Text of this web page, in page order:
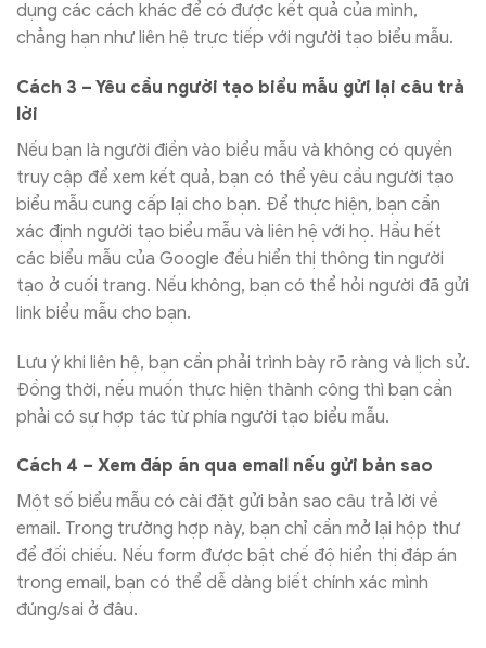
dụng các cách khác để có được kết quả của mình,
chẳng hạn như liên hệ trực tiếp với người tạo biểu mẫu.
Cách 3 – Yêu cầu người tạo biểu mẫu gửi lại câu trả
lời
Nếu bạn là người điền vào biểu mẫu và không có quyền
truy cập để xem kết quả, bạn có thể yêu cầu người tạo
biểu mẫu cung cấp lại cho bạn. Để thực hiện, bạn cần
xác định người tạo biểu mẫu và liên hệ với họ. Hầu hết
các biểu mẫu của Google đều hiển thị thông tin người
tạo ở cuối trang. Nếu không, bạn có thể hỏi người đã gửi
link biểu mẫu cho bạn.
Lưu ý khi liên hệ, bạn cần phải trình bày rõ ràng và lịch sử.
Đồng thời, nếu muốn thực hiện thành công thì bạn cần
phải có sự hợp tác từ phía người tạo biểu mẫu.
Cách 4 – Xem đáp án qua email nếu gửi bản sao
Một số biểu mẫu có cài đặt gửi bản sao câu trả lời về
email. Trong trường hợp này, bạn chỉ cần mở lại hộp thư
để đối chiếu. Nếu form được bật chế độ hiển thị đáp án
trong email, bạn có thể dễ dàng biết chính xác mình
đúng/sai ở đâu.